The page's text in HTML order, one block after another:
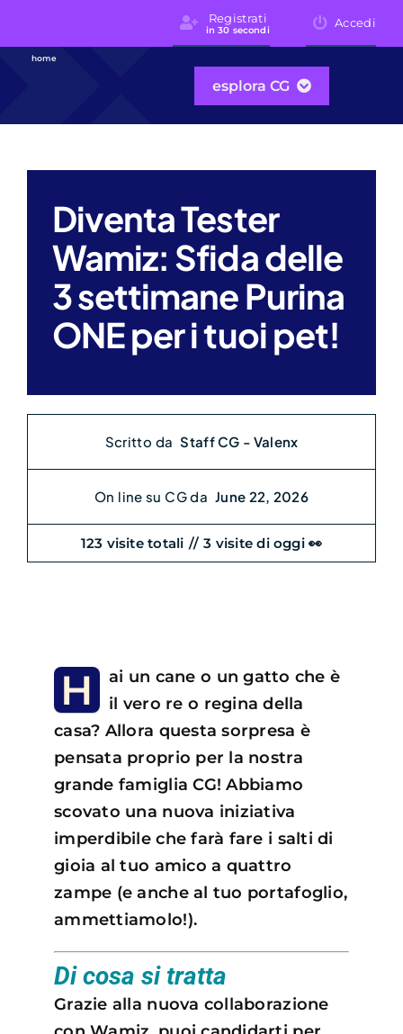
content
Registrati
in 30 secondi
Accedi
esplora CG
for:
home
Diventa Tester
Wamiz: Sfida delle
3 settimane Purina
ONE per i tuoi pet!
Scritto da Staff CG - Valenx
On line su CG da June 22, 2026
123 visite totali // 3 visite di oggi 👀
H
ai un cane o un gatto che è
il vero re o regina della
casa? Allora questa sorpresa è
pensata proprio per la nostra
grande famiglia CG! Abbiamo
scovato una nuova iniziativa
imperdibile che farà fare i salti di
gioia al tuo amico a quattro
zampe (e anche al tuo portafoglio,
ammettiamolo!).
Di cosa si tratta
Grazie alla nuova collaborazione